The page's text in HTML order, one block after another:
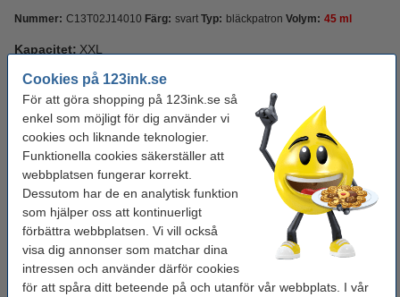
Cookies på 123ink.se
För att göra shopping på 123ink.se så
enkel som möjligt för dig använder vi
cookies och liknande teknologier.
Funktionella cookies säkerställer att
webbplatsen fungerar korrekt.
Dessutom har de en analytisk funktion
som hjälper oss att kontinuerligt
förbättra webbplatsen. Vi vill också
visa dig annonser som matchar dina
intressen och använder därför cookies
för att spåra ditt beteende på och utanför vår webbplats. I vår
Nummer: C13T02J14010 Färg: svart Typ: bläckpatron Volym: 45 ml
Kapacitet: XXL
Standard XL XXL
Se specifikationerna och beskrivningen
med varumärket 123ink!
Pris per ml 8,9 kr
400 kr